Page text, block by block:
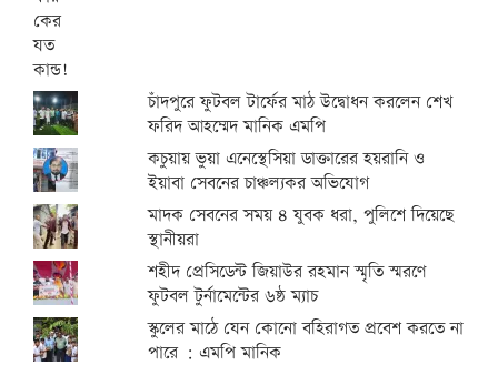
চাঁদপুরে ফুটবল টার্ফের মাঠ উদ্বোধন করলেন শেখ
ফরিদ আহম্মেদ মানিক এমপি
কচুয়ায় ভুয়া এনেস্থেসিয়া ডাক্তারের হয়রানি ও
ইয়াবা সেবনের চাঞ্চল্যকর অভিযোগ
মাদক সেবনের সময় ৪ যুবক ধরা, পুলিশে দিয়েছে
স্থানীয়রা
শহীদ প্রেসিডেন্ট জিয়াউর রহমান স্মৃতি স্মরণে
ফুটবল টুর্নামেন্টের ৬ষ্ঠ ম্যাচ
স্কুলের মাঠে যেন কোনো বহিরাগত প্রবেশ করতে না
পারে : এমপি মানিক